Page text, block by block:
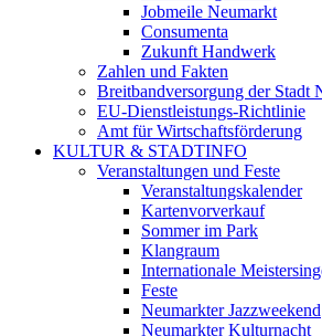
Jobmeile Neumarkt
Consumenta
Zukunft Handwerk
Zahlen und Fakten
Breitbandversorgung der Stadt
EU-Dienstleistungs-Richtlinie
Amt für Wirtschaftsförderung
KULTUR & STADTINFO
Veranstaltungen und Feste
Veranstaltungskalender
Kartenvorverkauf
Sommer im Park
Klangraum
Internationale
Feste
Neumarkter Jazzweekend
Neumarkter Kulturnacht